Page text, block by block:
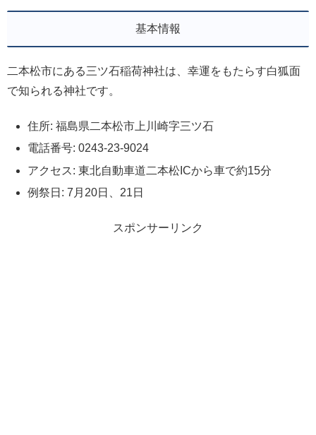
基本情報
二本松市にある三ツ石稲荷神社は、幸運をもたらす白狐面
で知られる神社です。
住所: 福島県二本松市上川崎字三ツ石
電話番号: 0243-23-9024
アクセス: 東北自動車道二本松ICから車で約15分
例祭日: 7月20日、21日
スポンサーリンク